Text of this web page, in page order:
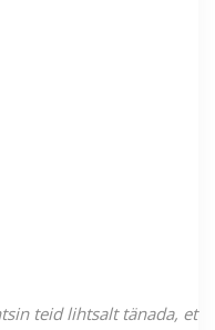
teid lihtsalt tänada, et